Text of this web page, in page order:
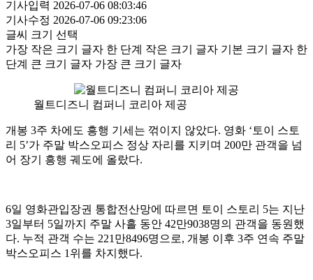
기사입력 2026-07-06 08:03:46
기사수정 2026-07-06 09:23:06
글씨 크기 선택
가장 작은 크기 글자 한 단계 작은 크기 글자 기본 크기 글자 한
단계 큰 크기 글자 가장 큰 크기 글자
월트디즈니 컴퍼니 코리아 제공
개봉 3주 차에도 흥행 기세는 꺾이지 않았다. 영화 ‘토이 스토
리 5’가 주말 박스오피스 정상 자리를 지키며 200만 관객을 넘
어 장기 흥행 궤도에 올랐다.
6일 영화관입장권 통합전산망에 따르면 토이 스토리 5는 지난
3일부터 5일까지 주말 사흘 동안 42만9038명의 관객을 동원했
다. 누적 관객 수는 221만8496명으로, 개봉 이후 3주 연속 주말
박스오피스 1위를 차지했다.